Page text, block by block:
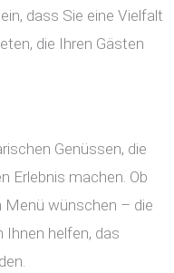
dass Sie eine Vielfalt
die Ihren Gästen
Genüssen, die
Erlebnis machen. Ob
Menü wünschen – die
Ihnen helfen, das